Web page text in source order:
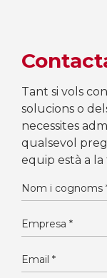
Tant si vols
solucions o
necessites
qualsevol
equip està a